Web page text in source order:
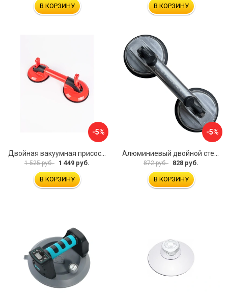
В КОРЗИНУ В КОРЗИНУ
-5%
Двойная вакуумная присоска ARMA P620
1 525 руб. 1 449 руб.
В КОРЗИНУ
-5%
Алюминиевый двойной стеклодомкрат УправДом 4100002750
872 руб. 828 руб.
В КОРЗИНУ